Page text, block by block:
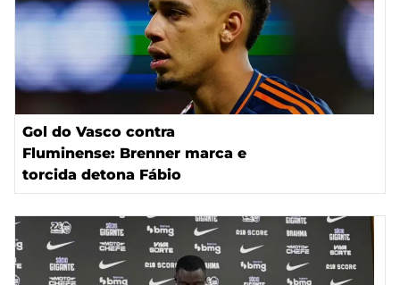
Gol do Vasco contra
Fluminense: Brenner marca e
torcida detona Fábio